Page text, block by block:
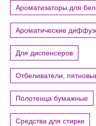
Ароматизаторы для
Ароматические
Для диспенсеров
Отбеливатели,
Полотенца бумажные
Средства для стирки